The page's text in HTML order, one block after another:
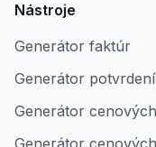
Nástroje
Generátor faktúr
Generátor potvrdení
Generátor
Generátor